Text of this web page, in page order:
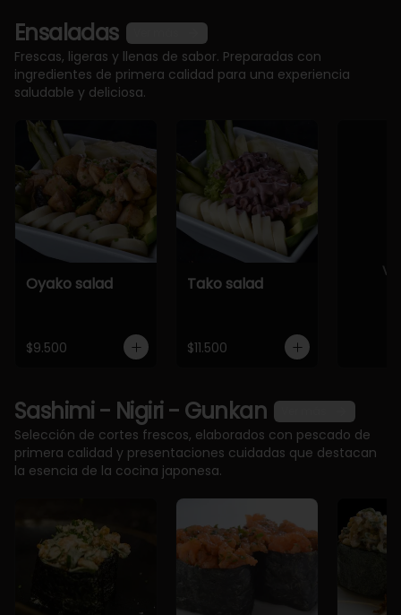
Ensaladas
Frescas, ligeras y llenas de sabor. Preparadas con
ingredientes de primera calidad para una experiencia
saludable y deliciosa.
Oyako salad
$9.500
Tako salad
$11.500
Sashimi - Nigiri - Gunkan
Selección de cortes frescos, elaborados con pescado de
primera calidad y presentaciones cuidadas que destacan
la esencia de la cocina japonesa.